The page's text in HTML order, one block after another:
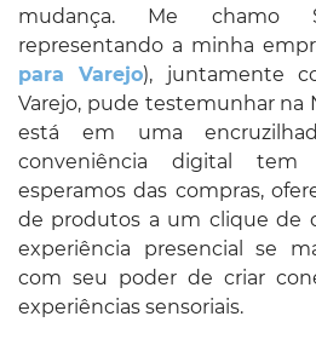
mudança. Me chamo
representando a minha
para Varejo), juntamente
Varejo, pude testemunhar na
está em uma
conveniência digital
esperamos das compras,
de produtos a um clique de
experiência presencial se
com seu poder de criar
experiências sensoriais.